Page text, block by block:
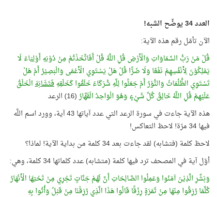
العدد 34 يوضِّح الشبه!
الآن تأمّل رقم هذه الآية:
قُلْ مَنْ رَبُّ السَّمَاوَاتِ وَالْأَرْضِ قُلِ اللَّهُ قُلْ أَفَاتَّخَذْتُمْ مِنْ دُوْنِهِ أَوْلِيَاءَ لَا
يَمْلِكُوْنَ لِأَنْفُسِهِمْ نَفْعًا وَلَا ضَرًّا قُلْ هَلْ يَسْتَوِي الْأَعْمَى وَالْبَصِيْرُ أَمْ هَلْ
تَسْتَوِي الظُّلُمَاتُ وَالنُّوْرُ أَمْ جَعَلُوا لِلَّهِ شُرَكَاءَ خَلَقُوا كَخَلْقِهِفَتَشَابَهَالْخَلْقُ
عَلَيْهِمْ قُلِ اللَّهُ خَالِقُ كُلِّ شَيْءٍ وَهُوَ الْوَاحِدُ الْقَهَّارُ(16) الرعد
هذه الآية جاءت في سورة الرعد التي عدد آياتها 43 آية، وورد اسم اللَّه
فيها 34 مرّة! لاحظ التعاكس!
لاحظ كلمة (فتشابه) لقد جاءت بعد 34 كلمة من بداية الآية! لماذا؟
أوّل آية في المصحف ترد فيها كلمة (متشابه) عدد كلماتها 34 كلمة، وهي:
وَبَشِّرِ الَّذِيْنَ آمَنُوا وَعَمِلُوا الصَّالِحَاتِ أَنَّ لَهُمْ جَنَّاتٍ تَجْرِي مِنْ تَحْتِهَا الْأَنْهَارُ
كُلَّمَا رُزِقُوا مِنْهَا مِنْ ثَمَرَةٍ رِزْقًا قَالُوا هَذَا الَّذِي رُزِقْنَا مِنْ قَبْلُ وَأُتُوا بِهِ